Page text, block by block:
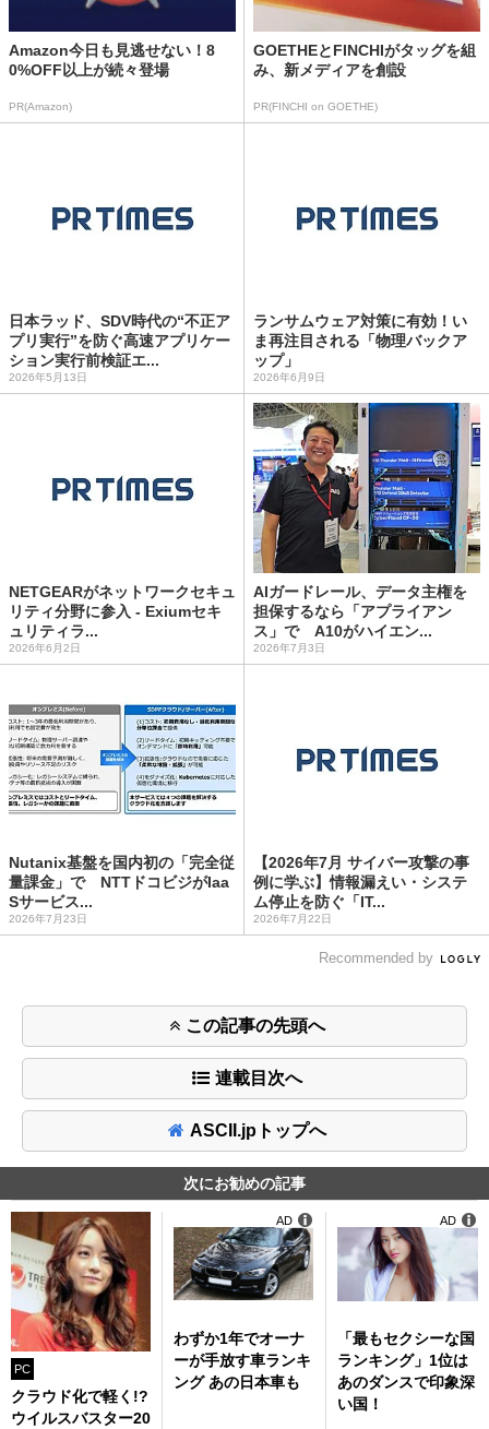
Amazon今日も見逃せない！8
0%OFF以上が続々登場
PR(Amazon)
GOETHEとFINCHIがタッグを組
み、新メディアを創設
PR(FINCHI on GOETHE)
日本ラッド、SDV時代の“不正ア
プリ実行”を防ぐ高速アプリケー
ション実行前検証エ...
2026年5月13日
ランサムウェア対策に有効！い
ま再注目される「物理バックア
ップ」
2026年6月9日
NETGEARがネットワークセキュ
リティ分野に参入 - Exiumセキ
ュリティラ...
2026年6月2日
AIガードレール、データ主権を
担保するなら「アプライアン
ス」で A10がハイエン...
2026年7月3日
Nutanix基盤を国内初の「完全従
量課金」で NTTドコビジがIaa
Sサービス...
2026年7月23日
【2026年7月 サイバー攻撃の事
例に学ぶ】情報漏えい・システ
ム停止を防ぐ「IT...
2026年7月22日
Recommended by
この記事の先頭へ
連載目次へ
ASCII.jpトップへ
次にお勧めの記事
PC
クラウド化で軽く!?
ウイルスバスター20
わずか1年でオーナ
ーが手放す車ランキ
ング あの日本車も
AD
「最もセクシーな国
ランキング」1位は
あのダンスで印象深
い国！
AD